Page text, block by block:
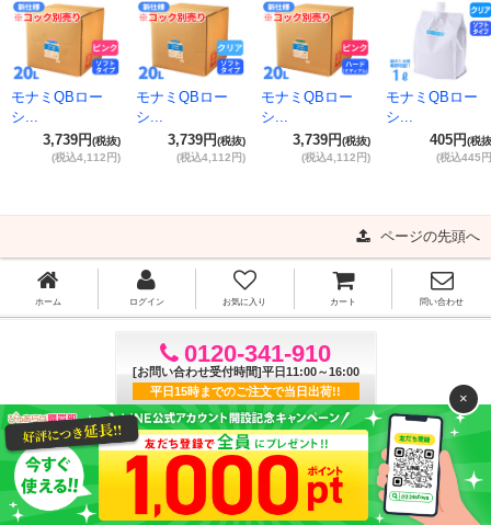
×
モナミQBロー
シ...
3,739円(税抜)
(税込4,112円)
モナミQBロー
シ...
3,739円(税抜)
(税込4,112円)
モナミQBロー
シ...
3,739円(税抜)
(税込4,112円)
モナミQBロー
シ...
405円(税
(税込445
ページの先頭へ
ホーム ログイン お気に入り カート 問い合わせ
0120-341-910
[お問い合わせ受付時間]平日11:00～16:00
平日15時までのご注文で当日出荷!!
ご利用ガイド
よくある質問
特定商取引法に基づく表記
プライバシーポリシー